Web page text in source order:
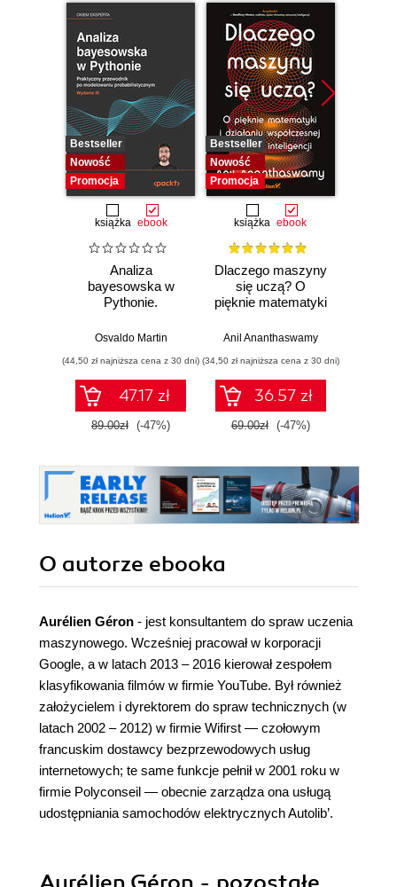
Bestseller
Nowość
Promocja
książka ebook
Analiza
bayesowska w
Pythonie.
przewodnik po
probabilistycznym.
Wydanie III
Osvaldo Martin
(44,50 zł najniższa cena z 30 dni)
47.17 zł
89.00zł (-47%)
Bestseller
Nowość
Promocja
książka ebook
Dlaczego maszyny
się uczą? O
pięknie matematyki
współczesnej
inteligencji
Anil Ananthaswamy
(34,50 zł najniższa cena z 30 dni)
36.57 zł
69.00zł (-47%)
O autorze ebooka
Aurélien Géron - jest konsultantem do spraw uczenia
maszynowego. Wcześniej pracował w korporacji
Google, a w latach 2013 – 2016 kierował zespołem
klasyfikowania filmów w firmie YouTube. Był również
założycielem i dyrektorem do spraw technicznych (w
latach 2002 – 2012) w firmie Wifirst — czołowym
francuskim dostawcy bezprzewodowych usług
internetowych; te same funkcje pełnił w 2001 roku w
firmie Polyconseil — obecnie zarządza ona usługą
udostępniania samochodów elektrycznych Autolib’.